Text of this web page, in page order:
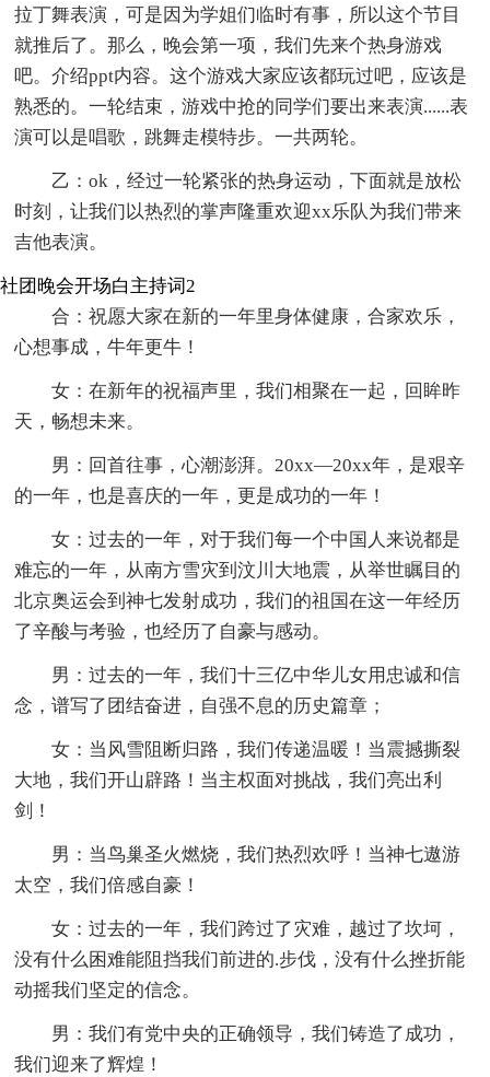
拉丁舞表演，可是因为学姐们临时有事，所以这个节目
就推后了。那么，晚会第一项，我们先来个热身游戏
吧。介绍ppt内容。这个游戏大家应该都玩过吧，应该是
熟悉的。一轮结束，游戏中抢的同学们要出来表演......表
演可以是唱歌，跳舞走模特步。一共两轮。
乙：ok，经过一轮紧张的热身运动，下面就是放松
时刻，让我们以热烈的掌声隆重欢迎xx乐队为我们带来
吉他表演。
社团晚会开场白主持词2
合：祝愿大家在新的一年里身体健康，合家欢乐，
心想事成，牛年更牛！
女：在新年的祝福声里，我们相聚在一起，回眸昨
天，畅想未来。
男：回首往事，心潮澎湃。20xx—20xx年，是艰辛
的一年，也是喜庆的一年，更是成功的一年！
女：过去的一年，对于我们每一个中国人来说都是
难忘的一年，从南方雪灾到汶川大地震，从举世瞩目的
北京奥运会到神七发射成功，我们的祖国在这一年经历
了辛酸与考验，也经历了自豪与感动。
男：过去的一年，我们十三亿中华儿女用忠诚和信
念，谱写了团结奋进，自强不息的历史篇章；
女：当风雪阻断归路，我们传递温暖！当震撼撕裂
大地，我们开山辟路！当主权面对挑战，我们亮出利
剑！
男：当鸟巢圣火燃烧，我们热烈欢呼！当神七遨游
太空，我们倍感自豪！
女：过去的一年，我们跨过了灾难，越过了坎坷，
没有什么困难能阻挡我们前进的.步伐，没有什么挫折能
动摇我们坚定的信念。
男：我们有党中央的正确领导，我们铸造了成功，
我们迎来了辉煌！